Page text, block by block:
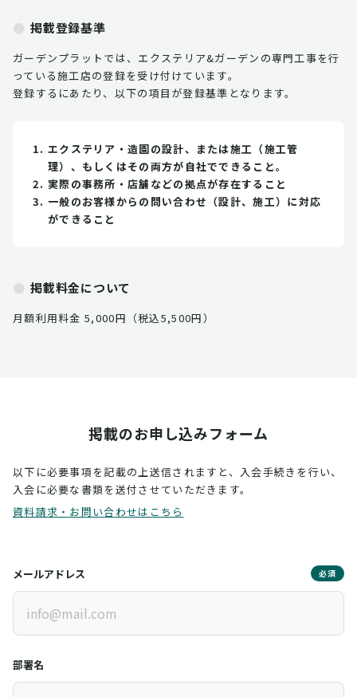
掲載登録基準
ガーデンプラットでは、エクステリア&ガーデンの専門工事を行
っている施工店の登録を受け付けています。
登録するにあたり、以下の項目が登録基準となります。
エクステリア・造園の設計、または施工（施工管
理）、もしくはその両方が自社でできること。
実際の事務所・店舗などの拠点が存在すること
一般のお客様からの問い合わせ（設計、施工）に対応
ができること
掲載料金について
月額利用料金 5,000円（税込5,500円）
掲載のお申し込みフォーム
以下に必要事項を記載の上送信されますと、入会手続きを行い、
入会に必要な書類を送付させていただきます。
資料請求・お問い合わせはこちら
メールアドレス 必須
部署名